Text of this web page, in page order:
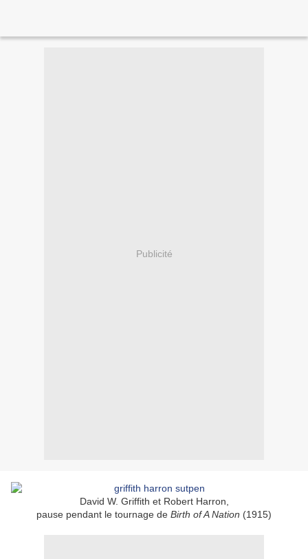
Publicité
David W. Griffith et Robert Harron,
pause pendant le tournage de Birth of A Nation (1915)